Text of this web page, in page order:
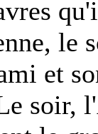
le
et
soir,